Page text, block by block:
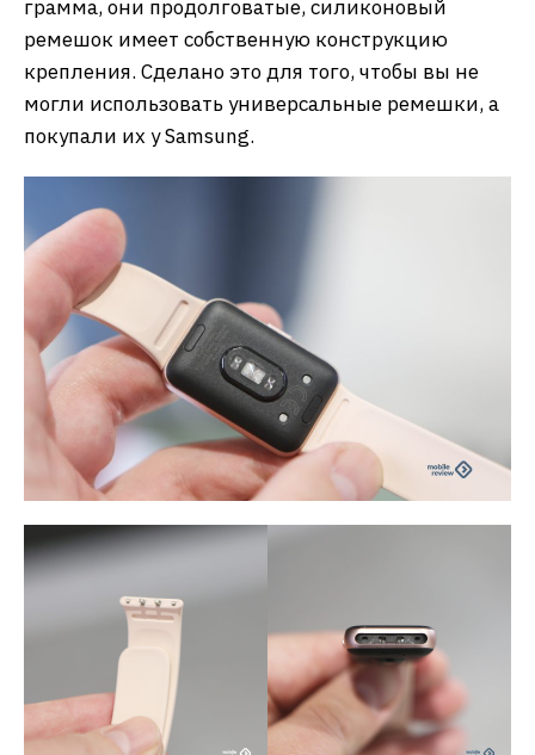
грамма, они продолговатые, силиконовый
ремешок имеет собственную конструкцию
крепления. Сделано это для того, чтобы вы не
могли использовать универсальные ремешки, а
покупали их у Samsung.